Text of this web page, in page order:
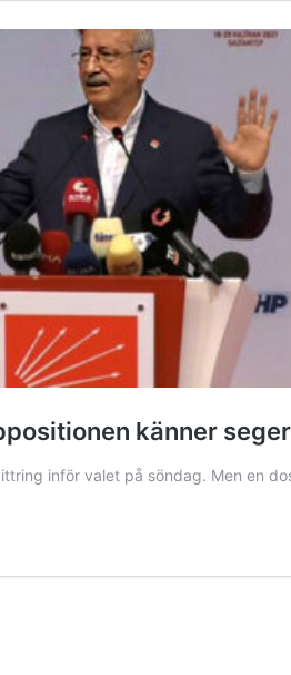
känner
inför valet på söndag. Men en